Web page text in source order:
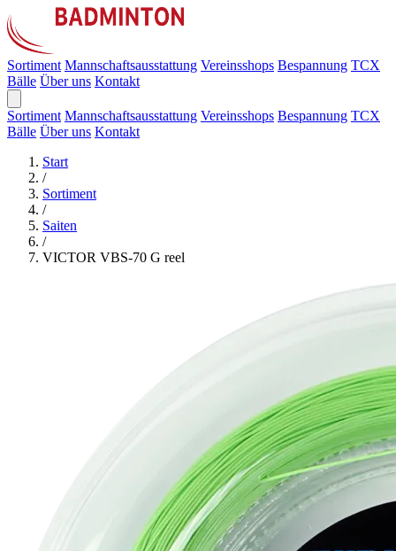
Sortiment Mannschaftsausstattung Vereinsshops Bespannung TCX
Bälle Über uns Kontakt
Sortiment Mannschaftsausstattung Vereinsshops Bespannung TCX
Bälle Über uns Kontakt
Start
/
Sortiment
/
Saiten
/
VICTOR VBS-70 G reel